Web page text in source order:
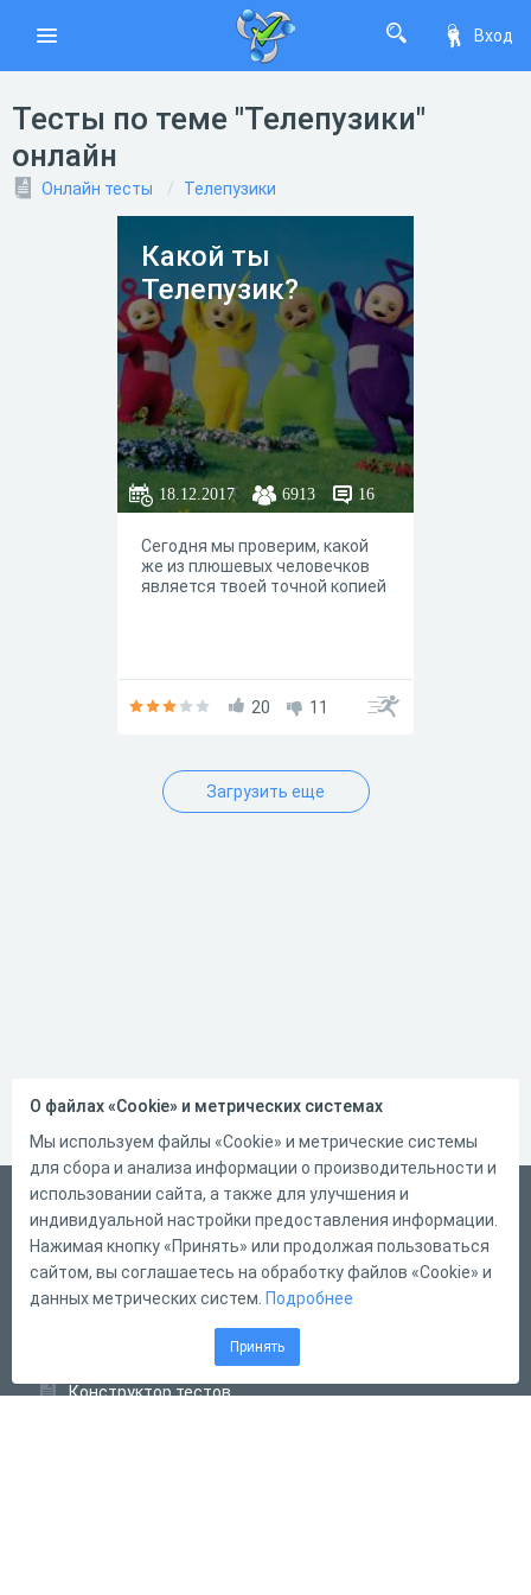
Вход
Тесты по теме "Телепузики"
онлайн
Онлайн тесты Телепузики
Какой ты
Телепузик?
18.12.2017 6913 16
Сегодня мы проверим, какой
же из плюшевых человечков
является твоей точной копией
20 11
Загрузить еще
Русский
Справка
Форма обратной связи
Конструктор тестов
О файлах «Cookie» и метрических системах
Мы используем файлы «Cookie» и метрические системы
для сбора и анализа информации о производительности и
использовании сайта, а также для улучшения и
индивидуальной настройки предоставления информации.
Нажимая кнопку «Принять» или продолжая пользоваться
сайтом, вы соглашаетесь на обработку файлов «Cookie» и
данных метрических систем. Подробнее
Принять